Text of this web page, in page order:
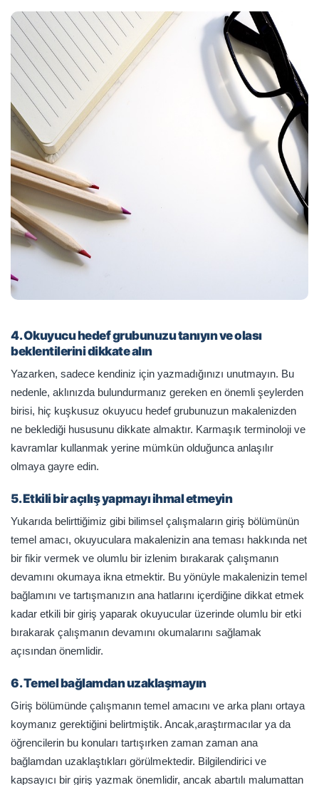
4. Okuyucu hedef grubunuzu tanıyın ve olası
beklentilerini dikkate alın
Yazarken, sadece kendiniz için yazmadığınızı unutmayın. Bu
nedenle, aklınızda bulundurmanız gereken en önemli şeylerden
birisi, hiç kuşkusuz okuyucu hedef grubunuzun makalenizden
ne beklediği hususunu dikkate almaktır. Karmaşık terminoloji ve
kavramlar kullanmak yerine mümkün olduğunca anlaşılır
olmaya gayre edin.
5. Etkili bir açılış yapmayı ihmal etmeyin
Yukarıda belirttiğimiz gibi bilimsel çalışmaların giriş bölümünün
temel amacı, okuyuculara makalenizin ana teması hakkında net
bir fikir vermek ve olumlu bir izlenim bırakarak çalışmanın
devamını okumaya ikna etmektir. Bu yönüyle makalenizin temel
bağlamını ve tartışmanızın ana hatlarını içerdiğine dikkat etmek
kadar etkili bir giriş yaparak okuyucular üzerinde olumlu bir etki
bırakarak çalışmanın devamını okumalarını sağlamak
açısından önemlidir.
6. Temel bağlamdan uzaklaşmayın
Giriş bölümünde çalışmanın temel amacını ve arka planı ortaya
koymanız gerektiğini belirtmiştik. Ancak,araştırmacılar ya da
öğrencilerin bu konuları tartışırken zaman zaman ana
bağlamdan uzaklaştıkları görülmektedir. Bilgilendirici ve
kapsayıcı bir giriş yazmak önemlidir, ancak abartılı malumattan